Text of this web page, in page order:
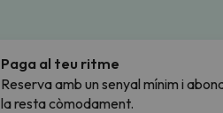
Paga al teu ritme
Reserva amb un senyal mínim i
la resta còmodament.